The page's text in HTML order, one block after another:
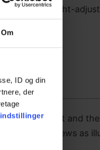
Om
ID og din
der
indstillinger
full height-
Fit the foot and
the screws as